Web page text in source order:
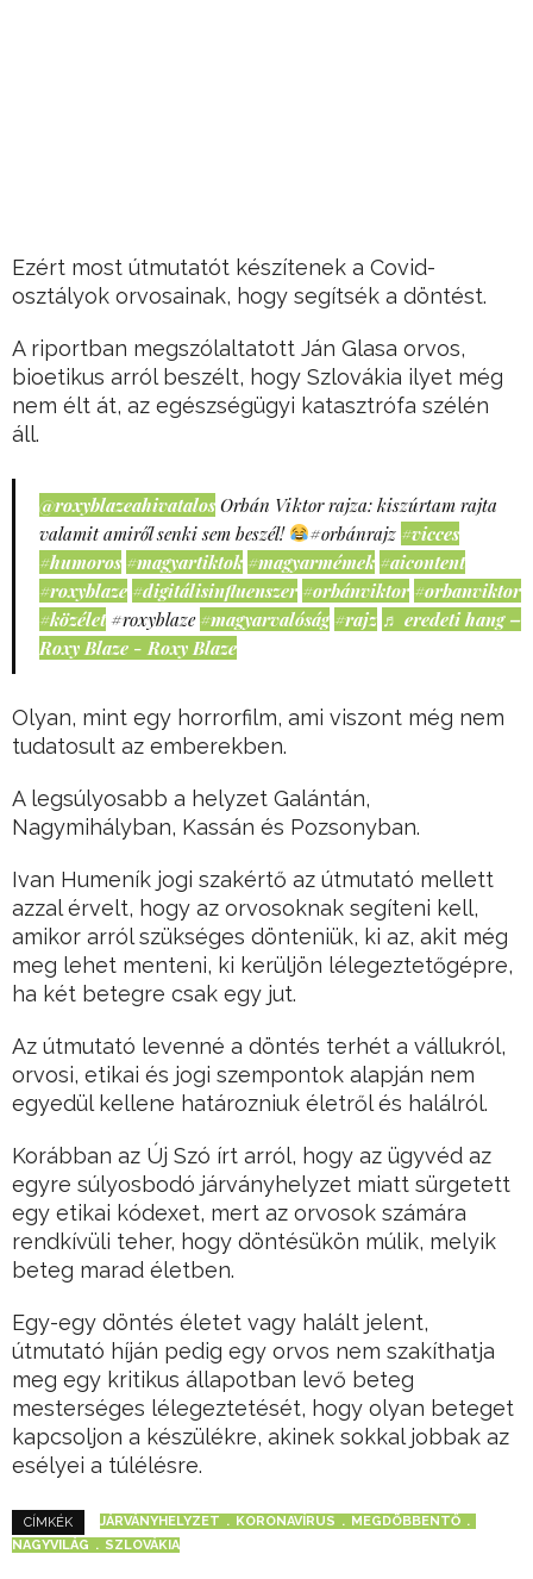
Ezért most útmutatót készítenek a Covid-
osztályok orvosainak, hogy segítsék a döntést.
A riportban megszólaltatott Ján Glasa orvos,
bioetikus arról beszélt, hogy Szlovákia ilyet még
nem élt át, az egészségügyi katasztrófa szélén
áll.
@roxyblazeahivatalos Orbán Viktor rajza: kiszúrtam rajta
valamit amiről senki sem beszél!
#orbánrajz #vicces
#humoros #magyartiktok #magyarmémek #aicontent
#roxyblaze #digitálisinfluenszer #orbánviktor #orbanviktor
#közélet #roxyblaze #magyarvalóság #rajz ♬ eredeti hang –
Roxy Blaze - Roxy Blaze
Olyan, mint egy horrorfilm, ami viszont még nem
tudatosult az emberekben.
A legsúlyosabb a helyzet Galántán,
Nagymihályban, Kassán és Pozsonyban.
Ivan Humeník jogi szakértő az útmutató mellett
azzal érvelt, hogy az orvosoknak segíteni kell,
amikor arról szükséges dönteniük, ki az, akit még
meg lehet menteni, ki kerüljön lélegeztetőgépre,
ha két betegre csak egy jut.
Az útmutató levenné a döntés terhét a vállukról,
orvosi, etikai és jogi szempontok alapján nem
egyedül kellene határozniuk életről és halálról.
Korábban az Új Szó írt arról, hogy az ügyvéd az
egyre súlyosbodó járványhelyzet miatt sürgetett
egy etikai kódexet, mert az orvosok számára
rendkívüli teher, hogy döntésükön múlik, melyik
beteg marad életben.
Egy-egy döntés életet vagy halált jelent,
útmutató híján pedig egy orvos nem szakíthatja
meg egy kritikus állapotban levő beteg
mesterséges lélegeztetését, hogy olyan beteget
kapcsoljon a készülékre, akinek sokkal jobbak az
esélyei a túlélésre.
CÍMKÉK JÁRVÁNYHELYZET KORONAVÍRUS
MEGDÖBBENTŐ
NAGYVILÁG
SZLOVÁKIA